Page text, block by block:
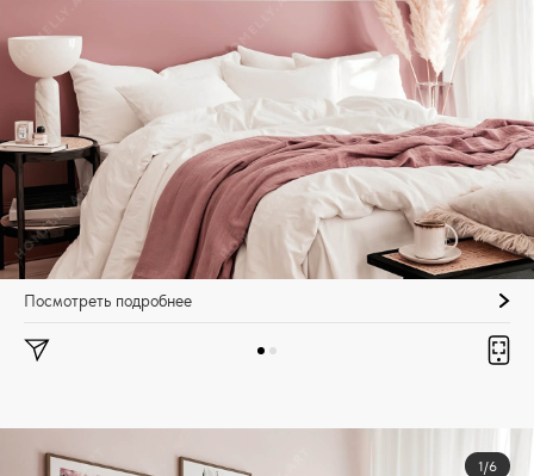
Посмотреть подробнее
1/6